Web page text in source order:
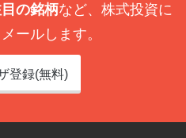
の銘柄など、株式投資に
ールします。
登録(無料)